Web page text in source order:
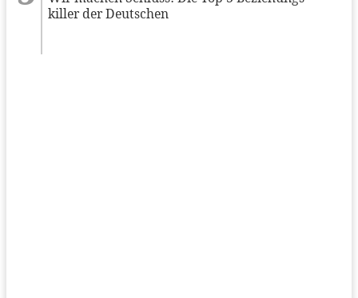
killer der Deutschen